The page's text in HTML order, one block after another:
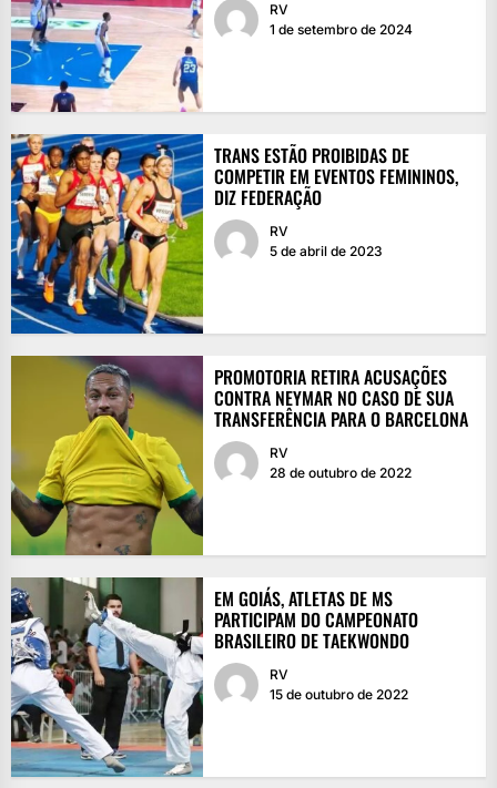
RV
1 de setembro de 2024
TRANS ESTÃO PROIBIDAS DE
COMPETIR EM EVENTOS FEMININOS,
DIZ FEDERAÇÃO
RV
5 de abril de 2023
PROMOTORIA RETIRA ACUSAÇÕES
CONTRA NEYMAR NO CASO DE SUA
TRANSFERÊNCIA PARA O BARCELONA
RV
28 de outubro de 2022
EM GOIÁS, ATLETAS DE MS
PARTICIPAM DO CAMPEONATO
BRASILEIRO DE TAEKWONDO
RV
15 de outubro de 2022